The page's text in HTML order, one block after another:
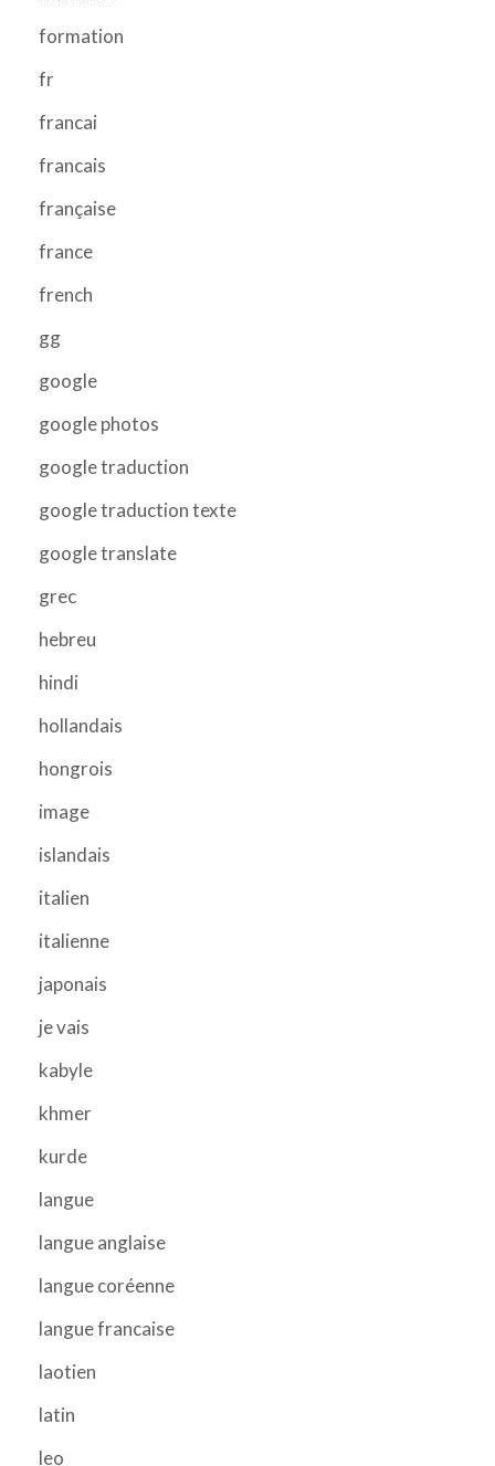
formation
fr
francai
francais
française
france
french
gg
google
google photos
google traduction
google traduction texte
google translate
grec
hebreu
hindi
hollandais
hongrois
image
islandais
italien
italienne
japonais
je vais
kabyle
khmer
kurde
langue
langue anglaise
langue coréenne
langue francaise
laotien
latin
leo